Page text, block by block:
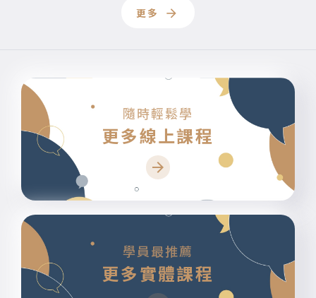
更多
隨時輕鬆學
更多線上課程
學員最推薦
更多實體課程